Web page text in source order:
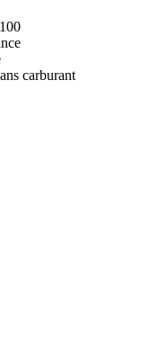
carburant